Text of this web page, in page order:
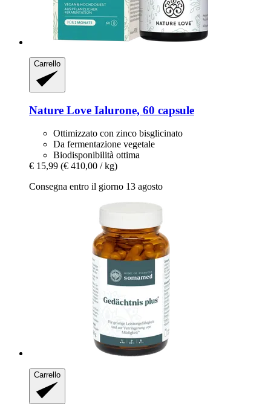
Carrello
Nature Love Ialurone, 60 capsule
Ottimizzato con zinco bisglicinato
Da fermentazione vegetale
Biodisponibilità ottima
€ 15,99 (€ 410,00 / kg)
Consegna entro il giorno 13 agosto
Carrello